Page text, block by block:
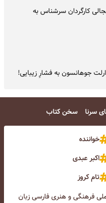
کارگردان سرشناس به
جوهانسون به فشارِ زیبایی!
سرنا سخن کتاب
خواننده
اکبر عبدی
تام کروز
فرهنگی و هنری فارسی زبان